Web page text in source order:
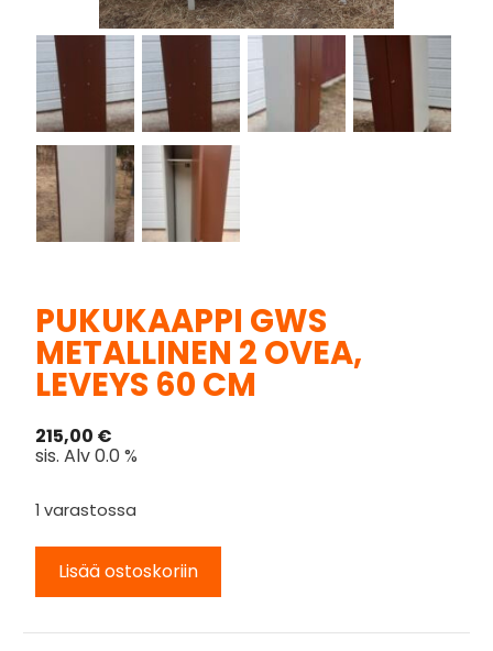
PUKUKAAPPI GWS
METALLINEN 2 OVEA,
LEVEYS 60 CM
215,00 €
sis. Alv 0.0 %
1 varastossa
Lisää ostoskoriin